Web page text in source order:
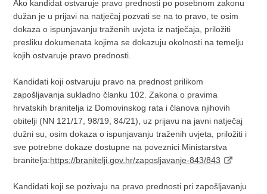
Ako kandidat ostvaruje pravo prednosti po posebnom zakonu
dužan je u prijavi na natječaj pozvati se na to pravo, te osim
dokaza o ispunjavanju traženih uvjeta iz natječaja, priložiti
presliku dokumenata kojima se dokazuju okolnosti na temelju
kojih ostvaruje pravo prednosti.
Kandidati koji ostvaruju pravo na prednost prilikom
zapošljavanja sukladno članku 102. Zakona o pravima
hrvatskih branitelja iz Domovinskog rata i članova njihovih
obitelji (NN 121/17, 98/19, 84/21), uz prijavu na javni natječaj
dužni su, osim dokaza o ispunjavanju traženih uvjeta, priložiti i
sve potrebne dokaze dostupne na poveznici Ministarstva
branitelja:https://branitelji.gov.hr/zaposljavanje-843/843
Kandidati koji se pozivaju na pravo prednosti pri zapošljavanju